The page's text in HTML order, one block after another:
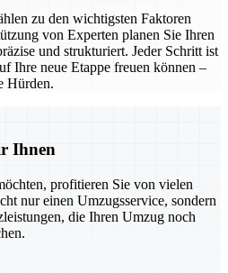
zu den wichtigsten Faktoren
von Experten planen Sie Ihren
und strukturiert. Jeder Schritt ist
Ihre neue Etappe freuen können –
Hürden.
Ihnen
profitieren Sie von vielen
nur einen Umzugsservice, sondern
die Ihren Umzug noch